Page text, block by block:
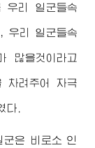
우리 일군들속
우리 일군들속
많을것이라고
차려주어 자극
다.
은 비로소 인